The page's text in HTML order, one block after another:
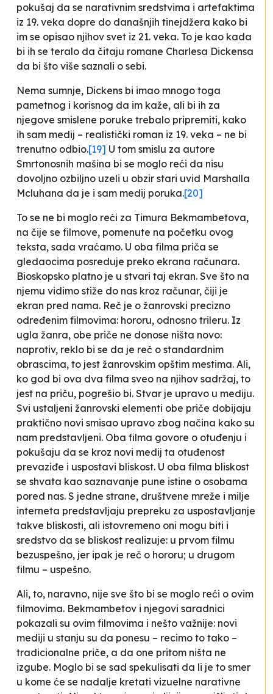
pokušaj da se narativnim sredstvima i artefaktima
iz 19. veka dopre do današnjih tinejdžera kako bi
im se opisao njihov svet iz 21. veka. To je kao kada
bi ih se teralo da čitaju romane Charlesa Dickensa
da bi što više saznali o sebi.
Nema sumnje, Dickens bi imao mnogo toga
pametnog i korisnog da im kaže, ali bi ih za
njegove smislene poruke trebalo pripremiti, kako
ih sam medij – realistički roman iz 19. veka – ne bi
trenutno odbio.[19] U tom smislu za autore
Smrtonosnih mašina bi se moglo reći da nisu
dovoljno ozbiljno uzeli u obzir stari uvid Marshalla
Mcluhana da je i sam medij poruka.[20]
To se ne bi moglo reći za Timura Bekmambetova,
na čije se filmove, pomenute na početku ovog
teksta, sada vraćamo. U oba filma priča se
gledaocima posreduje preko ekrana računara.
Bioskopsko platno je u stvari taj ekran. Sve što na
njemu vidimo stiže do nas kroz računar, čiji je
ekran pred nama. Reč je o žanrovski precizno
određenim filmovima: hororu, odnosno trileru. Iz
ugla žanra, obe priče ne donose ništa novo:
naprotiv, reklo bi se da je reč o standardnim
obrascima, to jest žanrovskim opštim mestima. Ali,
ko god bi ova dva filma sveo na njihov sadržaj, to
jest na priču, pogrešio bi. Stvar je upravo u mediju.
Svi ustaljeni žanrovski elementi obe priče dobijaju
praktično novi smisao upravo zbog načina kako su
nam predstavljeni. Oba filma govore o otuđenju i
pokušaju da se kroz novi medij ta otuđenost
prevaziđe i uspostavi bliskost. U oba filma bliskost
se shvata kao saznavanje pune istine o osobama
pored nas. S jedne strane, društvene mreže i milje
interneta predstavljaju prepreku za uspostavljanje
takve bliskosti, ali istovremeno oni mogu biti i
sredstvo da se bliskost realizuje: u prvom filmu
bezuspešno, jer ipak je reč o hororu; u drugom
filmu – uspešno.
Ali, to, naravno, nije sve što bi se moglo reći o ovim
filmovima. Bekmambetov i njegovi saradnici
pokazali su ovim filmovima i nešto važnije: novi
mediji u stanju su da ponesu – recimo to tako –
tradicionalne priče, a da one pritom ništa ne
izgube. Moglo bi se sad spekulisati da li je to smer
u kome će se nadalje kretati vizuelne narativne